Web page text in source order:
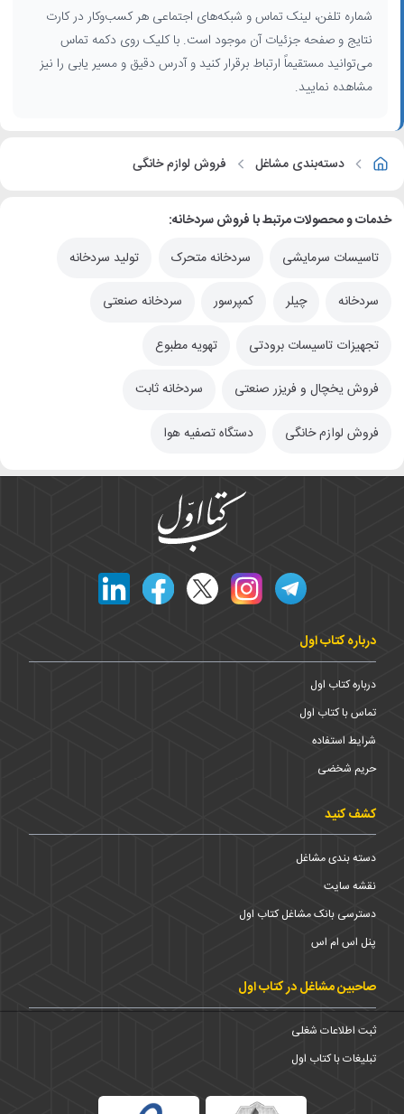
شماره تلفن، لینک تماس و شبکه‌های اجتماعی هر کسب‌وکار در کارت
نتایج و صفحه جزئیات آن موجود است. با کلیک روی دکمه تماس
می‌توانید مستقیماً ارتباط برقرار کنید و آدرس دقیق و مسیر یابی را نیز
مشاهده نمایید.
دسته‌بندی مشاغل فروش لوازم خانگی
خدمات و محصولات مرتبط با فروش سردخانه:
تاسیسات سرمایشی
سردخانه متحرک تولید سردخانه
سردخانه چیلر کمپرسور سردخانه صنعتی
تجهیزات تاسیسات برودتی تهویه مطبوع
فروش یخچال و فریزر صنعتی سردخانه ثابت
فروش لوازم خانگی دستگاه تصفیه هوا
درباره کتاب اول
درباره کتاب اول
تماس با کتاب اول
شرایط استفاده
حریم شخضی
کشف کنید
دسته بندی مشاغل
نقشه سایت
دسترسی بانک مشاغل کتاب اول
پنل اس ام اس
صاحبین مشاغل در کتاب اول
ثبت اطلاعات شغلی
تبلیغات با کتاب اول